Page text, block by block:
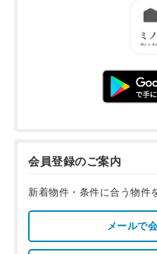
会員登録のご案内
新着物件・条件に合う物件
メールで